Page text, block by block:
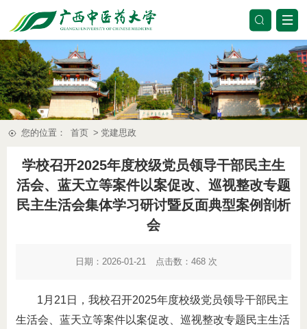
您的位置： 首页 > 党建思政
学校召开2025年度校级党员领导干部民主生
活会、蓝天立等案件以案促改、巡视整改专题
民主生活会集体学习研讨暨反面典型案例剖析
会
日期：2026-01-21 点击数：468 次
1月21日，我校召开2025年度校级党员领导干部民主
生活会、蓝天立等案件以案促改、巡视整改专题民主生活